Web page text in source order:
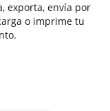
exporta, envía por
o imprime tu